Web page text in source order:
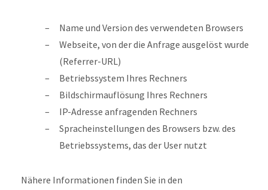
Name und Version des verwendeten Browsers
Webseite, von der die Anfrage ausgelöst wurde
(Referrer-URL)
Betriebssystem Ihres Rechners
Bildschirmauflösung Ihres Rechners
IP-Adresse anfragenden Rechners
Spracheinstellungen des Browsers bzw. des
Betriebssystems, das der User nutzt
Nähere Informationen finden Sie in den